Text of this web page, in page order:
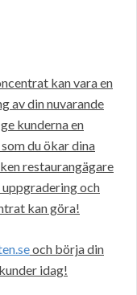
kan vara en
av din nuvarande
kunderna en
du ökar dina
restaurangägare
uppgradering och
kan göra!
och börja din
idag!